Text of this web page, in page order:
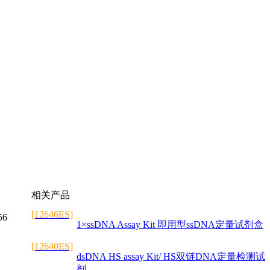
相关产品
[12646ES]
1×ssDNA Assay Kit 即用型ssDNA定量试剂盒
[12640ES]
dsDNA HS assay Kit/ HS双链DNA定量检测试